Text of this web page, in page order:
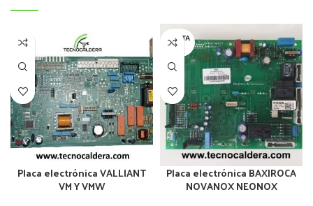
Placa electrónica VALLIANT
VM Y VMW
AGOTA
DO
Placa electrónica BAXIROCA
NOVANOX NEONOX